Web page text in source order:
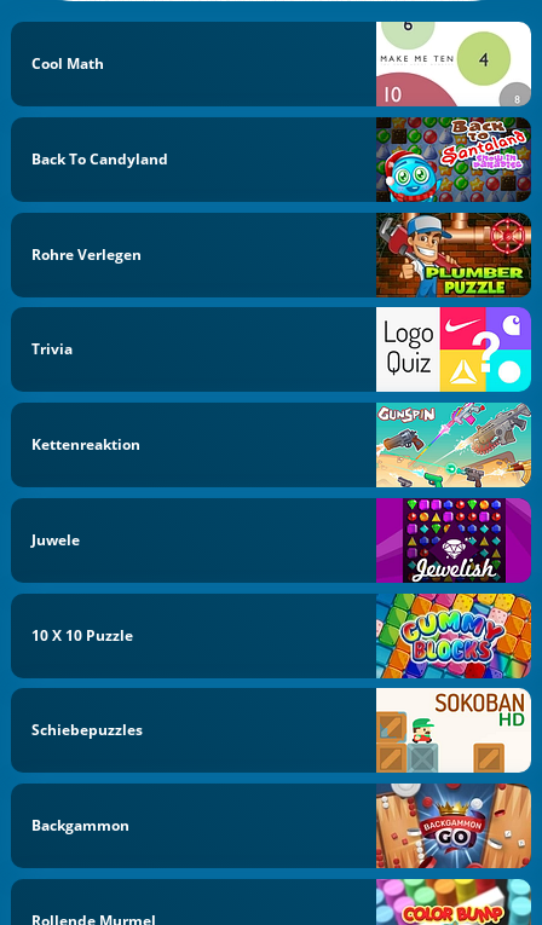
Cool Math
Back To Candyland
Rohre Verlegen
Trivia
Kettenreaktion
Juwele
10 X 10 Puzzle
Schiebepuzzles
Backgammon
Rollende Murmel